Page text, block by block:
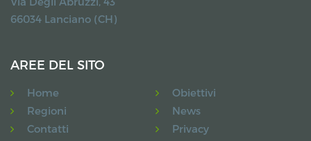
66034 Lanciano (CH)
AREE DEL SITO
Home
Obiettivi
Regioni
News
Contatti
Privacy